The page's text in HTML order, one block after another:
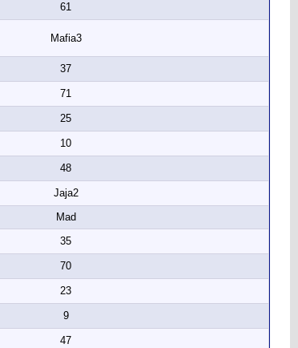
61
Mafia3
37
71
25
10
48
Jaja2
Mad
35
70
23
9
47